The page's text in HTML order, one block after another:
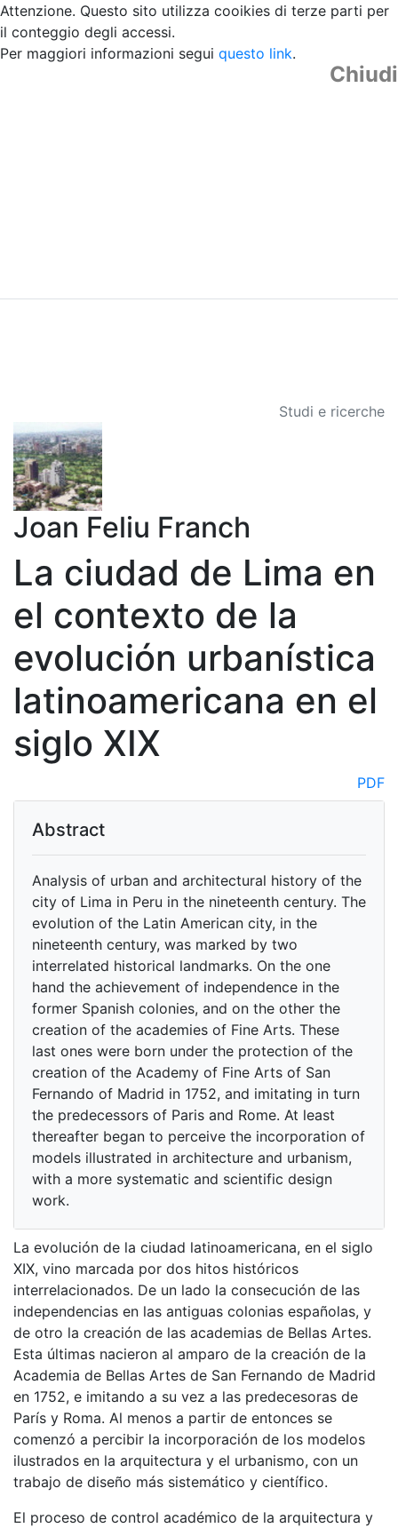
Attenzione. Questo sito utilizza cooikies di terze parti per
il conteggio degli accessi.
Per maggiori informazioni segui questo link.
Chiudi
Studi e ricerche
Joan Feliu Franch
La ciudad de Lima en
el contexto de la
evolución urbanística
latinoamericana en el
siglo XIX
PDF
Abstract
Analysis of urban and architectural history of the
city of Lima in Peru in the nineteenth century. The
evolution of the Latin American city, in the
nineteenth century, was marked by two
interrelated historical landmarks. On the one
hand the achievement of independence in the
former Spanish colonies, and on the other the
creation of the academies of Fine Arts. These
last ones were born under the protection of the
creation of the Academy of Fine Arts of San
Fernando of Madrid in 1752, and imitating in turn
the predecessors of Paris and Rome. At least
thereafter began to perceive the incorporation of
models illustrated in architecture and urbanism,
with a more systematic and scientific design
work.
La evolución de la ciudad latinoamericana, en el siglo
XIX, vino marcada por dos hitos históricos
interrelacionados. De un lado la consecución de las
independencias en las antiguas colonias españolas, y
de otro la creación de las academias de Bellas Artes.
Esta últimas nacieron al amparo de la creación de la
Academia de Bellas Artes de San Fernando de Madrid
en 1752, e imitando a su vez a las predecesoras de
París y Roma. Al menos a partir de entonces se
comenzó a percibir la incorporación de los modelos
ilustrados en la arquitectura y el urbanismo, con un
trabajo de diseño más sistemático y científico.
El proceso de control académico de la arquitectura y